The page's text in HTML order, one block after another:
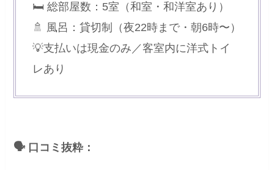
🛏 総部屋数：5室（和室・和洋室あり）
🚿 風呂：貸切制（夜22時まで・朝6時〜）
💡支払いは現金のみ／客室内に洋式トイ
レあり
🗣 口コミ抜粋：